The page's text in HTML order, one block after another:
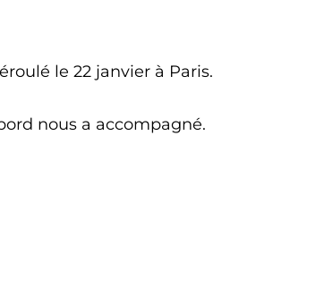
le 22 janvier à Paris.
nous a accompagné.